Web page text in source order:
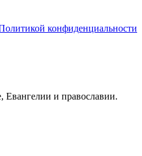
конфиденциальности
Евангелии и православии.